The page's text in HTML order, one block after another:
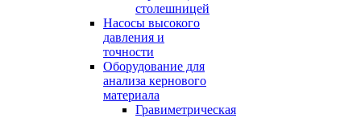
столешницей
Насосы высокого
давления и
точности
Оборудование для
анализа кернового
материала
Гравиметрическая